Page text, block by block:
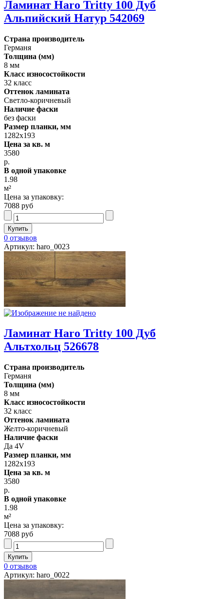
Ламинат Haro Tritty 100 Дуб
Альпийский Натур 542069
Страна производитель
Германя
Толщина (мм)
8 мм
Класс износостойкости
32 класс
Оттенок ламината
Светло-коричневый
Наличие фаски
без фаски
Размер планки, мм
1282х193
Цена за кв. м
3580
р.
В одной упаковке
1.98
м²
Цена за упаковку:
7088 руб
0 отзывов
Артикул: haro_0023
Ламинат Haro Tritty 100 Дуб
Альтхольц 526678
Страна производитель
Германя
Толщина (мм)
8 мм
Класс износостойкости
32 класс
Оттенок ламината
Желто-коричневый
Наличие фаски
Да 4V
Размер планки, мм
1282х193
Цена за кв. м
3580
р.
В одной упаковке
1.98
м²
Цена за упаковку:
7088 руб
0 отзывов
Артикул: haro_0022